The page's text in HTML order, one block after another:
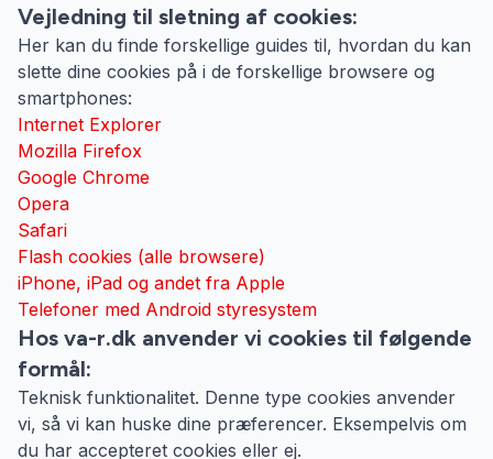
Vejledning til sletning af cookies:
Her kan du finde forskellige guides til, hvordan du kan
slette dine cookies på i de forskellige browsere og
smartphones:
Internet Explorer
Mozilla Firefox
Google Chrome
Opera
Safari
Flash cookies (alle browsere)
iPhone, iPad og andet fra Apple
Telefoner med Android styresystem
Hos va-r.dk anvender vi cookies til følgende
formål:
Teknisk funktionalitet. Denne type cookies anvender
vi, så vi kan huske dine præferencer. Eksempelvis om
du har accepteret cookies eller ej.